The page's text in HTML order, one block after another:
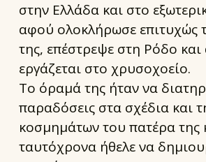
στην Ελλάδα και στο
αφού ολοκλήρωσε επιτυχώς
της, επέστρεψε στη Ρόδο και
εργάζεται στο χρυσοχοείο.
Το όραμά της ήταν να
παραδόσεις στα σχέδια και
κοσμημάτων του πατέρα της
ταυτόχρονα ήθελε να